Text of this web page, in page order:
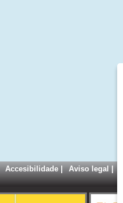
Accesibilidade| Aviso legal|